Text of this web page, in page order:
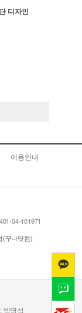
디자인
이용안내
04-101971
(꾸나닷컴)
박영석